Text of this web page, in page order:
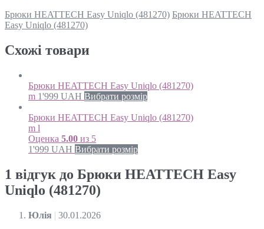
Брюки HEATTECH Easy Uniqlo (481270) Брюки HEATTECH
Easy Uniqlo (481270)
Схожi товари
Брюки HEATTECH Easy Uniqlo (481270)
m 1'999 UAH Вибрати розмір
Брюки HEATTECH Easy Uniqlo (481270)
m l
Оценка 5.00 из 5
1'999 UAH Вибрати розмір
1 відгук до Брюки HEATTECH Easy
Uniqlo (481270)
Юлія | 30.01.2026